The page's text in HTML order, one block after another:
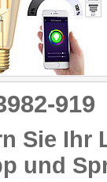
Sie Ihr
und